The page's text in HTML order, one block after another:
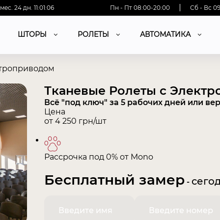
мес. 24 дн. 11:01:07 Пн - Пт 08:00-20:00 Сб - Вс
ШТОРЫ РОЛЕТЫ АВТОМАТИКА
Тканевые Ролеты с
Всё "под ключ" за 5 рабочих дней или
Цена
от 4 250 грн/шт
Рассрочка под 0% от Mono
Бесплатный замер-